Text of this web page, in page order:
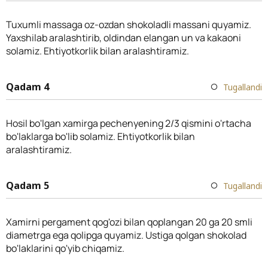
Tuxumli massaga oz-ozdan shokoladli massani quyamiz.
Yaxshilab aralashtirib, oldindan elangan un va kakaoni
solamiz. Ehtiyotkorlik bilan aralashtiramiz.
Qadam 4 Tugallandi
Hosil bo'lgan xamirga pechenyening 2/3 qismini o'rtacha
bo'laklarga bo'lib solamiz. Ehtiyotkorlik bilan
aralashtiramiz.
Qadam 5 Tugallandi
Xamirni pergament qog'ozi bilan qoplangan 20 ga 20 smli
diametrga ega qolipga quyamiz. Ustiga qolgan shokolad
bo'laklarini qo'yib chiqamiz.